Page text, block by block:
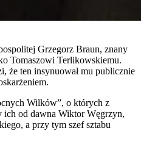
Grzegorz Braun, znany
Tomaszowi Terlikowskiemu.
że ten insynuował mu publicznie
Wilków”, o których z
ich od dawna Wiktor Węgrzyn,
a przy tym szef sztabu